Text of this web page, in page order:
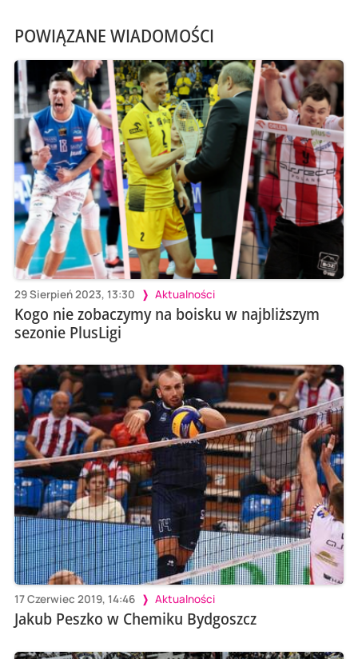
POWIĄZANE WIADOMOŚCI
29 Sierpień 2023, 13:30 Aktualności
Kogo nie zobaczymy na boisku w najbliższym
sezonie PlusLigi
17 Czerwiec 2019, 14:46 Aktualności
Jakub Peszko w Chemiku Bydgoszcz